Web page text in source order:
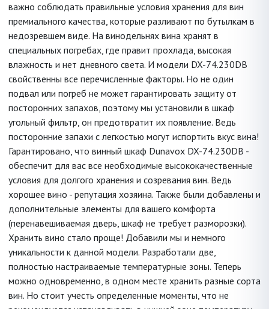
важно соблюдать правильные условия хранения для вин
премиального качества, которые разливают по бутылкам в
недозревшем виде. На винодельнях вина хранят в
специальных погребах, где правит прохлада, высокая
влажность и нет дневного света. И модели DX-74.230DB
свойственны все перечисленные факторы. Но не один
подвал или погреб не может гарантировать защиту от
посторонних запахов, поэтому мы установили в шкаф
угольный фильтр, он предотвратит их появление. Ведь
посторонние запахи с легкостью могут испортить вкус вина!
Гарантировано, что винный шкаф Dunavox DX-74.230DB -
обеспечит для вас все необходимые высококачественные
условия для долгого хранения и созревания вин. Ведь
хорошее вино - репутация хозяина. Также были добавлены и
дополнительные элементы для вашего комфорта
(перенавешиваемая дверь, шкаф не требует разморозки).
Хранить вино стало проще! Добавили мы и немного
уникальности к данной модели. Разработали две,
полностью настраиваемые температурные зоны. Теперь
можно одновременно, в одном месте хранить разные сорта
вин. Но стоит учесть определенные моменты, что не